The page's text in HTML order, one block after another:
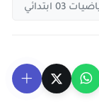
ابتدائي